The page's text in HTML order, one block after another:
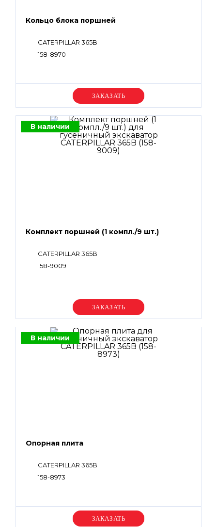
Кольцо блока поршней
CATERPILLAR 365B
158-8970
Уточняйте цену
В наличии
Комплект поршней (1 компл./9 шт.)
CATERPILLAR 365B
158-9009
Уточняйте цену
В наличии
Опорная плита
CATERPILLAR 365B
158-8973
Уточняйте цену